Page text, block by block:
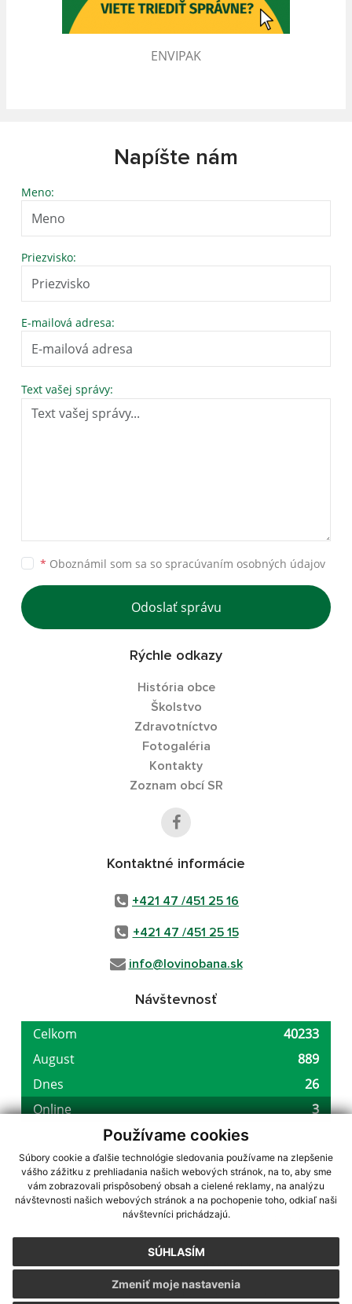
Používame cookies
Súbory cookie a ďalšie technológie sledovania používame na zlepšenie
vášho zážitku z prehliadania našich webových stránok, na to, aby sme
vám zobrazovali prispôsobený obsah a cielené reklamy, na analýzu
návštevnosti našich webových stránok a na pochopenie toho, odkiaľ naši
návštevníci prichádzajú.
SÚHLASÍM
Zmeniť moje nastavenia
ENVIPAK
Napíšte nám
Meno:
Priezvisko:
E-mailová adresa:
Text vašej správy:
* Oboznámil som sa so spracúvaním osobných údajov
Odoslať správu
Rýchle odkazy
História obce
Školstvo
Zdravotníctvo
Fotogaléria
Kontakty
Zoznam obcí SR
Kontaktné informácie
+421 47 /451 25 16
+421 47 /451 25 15
info@lovinobana.sk
Návštevnosť
využite možnosť získavania aktuálnych informácií s využitím RSS
CMS systém (redakčný) systém ECHELON 2,Mapa stránok,web portál
webex.digital, s.r.o.,domény,registrácia domény
Posledná aktualizácia:07.08.2026
Vytlačiť stránku|Vyhlásenie o prístupnosti